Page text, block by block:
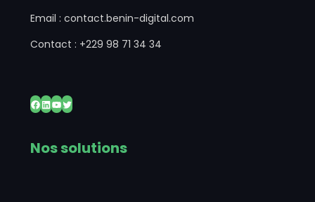
Email : contact.benin-digital.com
Contact : +229 98 71 34 34
Facebook
LinkedIn
YouTube
Twitter
Nos solutions